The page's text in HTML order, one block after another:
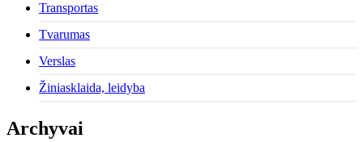
Transportas
Tvarumas
Verslas
Žiniasklaida, leidyba
Archyvai